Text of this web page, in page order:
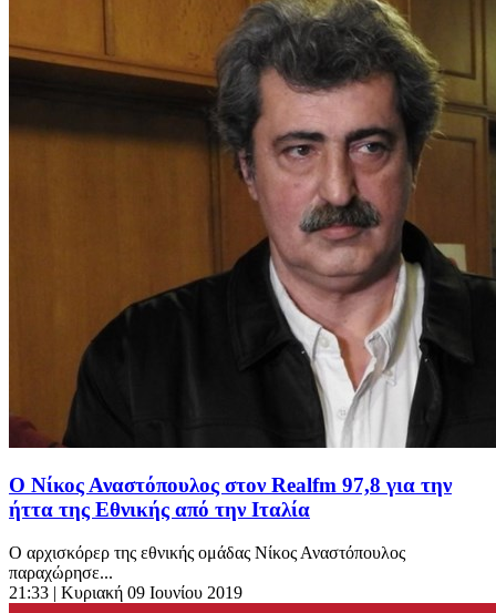
Ο Νίκος Αναστόπουλος στον Realfm 97,8 για την
ήττα της Εθνικής από την Ιταλία
Ο αρχισκόρερ της εθνικής ομάδας Νίκος Αναστόπουλος
παραχώρησε...
21:33 | Κυριακή 09 Ιουνίου 2019